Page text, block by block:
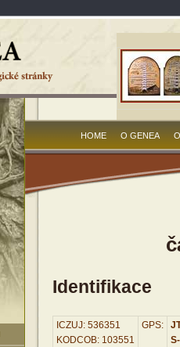
HOME O GENEA
Identifikace
ICZUJ: 536351
KODCOB: 103551
GPS: